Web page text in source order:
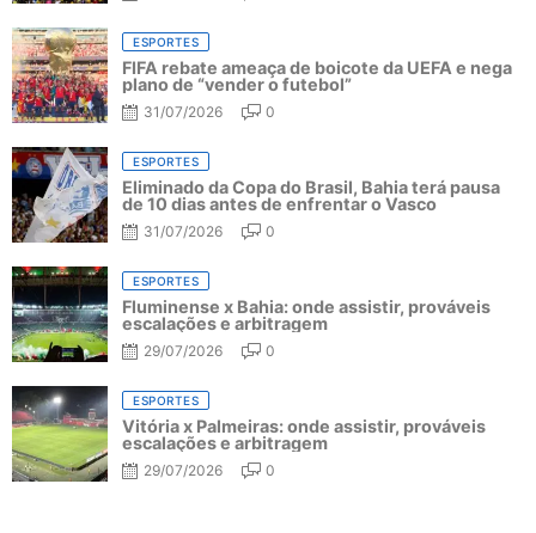
ESPORTES
FIFA rebate ameaça de boicote da UEFA e nega
plano de “vender o futebol”
31/07/2026 0
ESPORTES
Eliminado da Copa do Brasil, Bahia terá pausa
de 10 dias antes de enfrentar o Vasco
31/07/2026 0
ESPORTES
Fluminense x Bahia: onde assistir, prováveis
escalações e arbitragem
29/07/2026 0
ESPORTES
Vitória x Palmeiras: onde assistir, prováveis
escalações e arbitragem
29/07/2026 0